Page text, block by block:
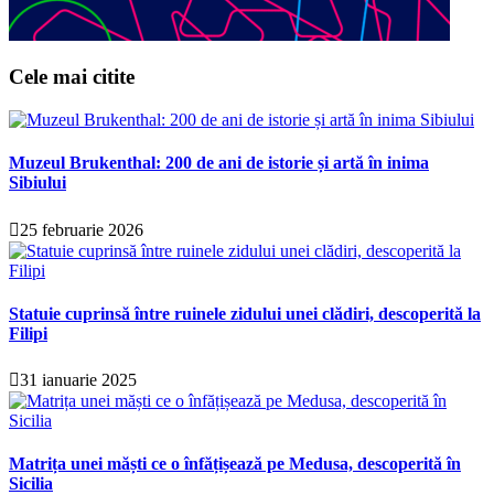
Cele mai citite
Muzeul Brukenthal: 200 de ani de istorie și artă în inima
Sibiului
25 februarie 2026
Statuie cuprinsă între ruinele zidului unei clădiri, descoperită la
Filipi
31 ianuarie 2025
Matrița unei măști ce o înfățișează pe Medusa, descoperită în
Sicilia